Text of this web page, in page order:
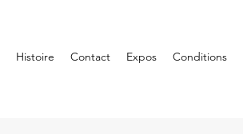
Histoire Contact Expos Conditions